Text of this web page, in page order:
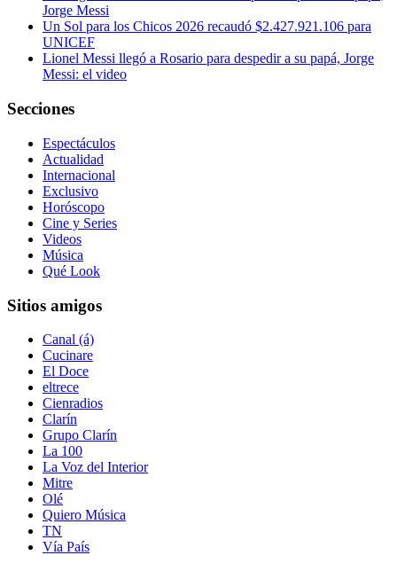
Jorge Messi
Un Sol para los Chicos 2026 recaudó $2.427.921.106 para
UNICEF
Lionel Messi llegó a Rosario para despedir a su papá, Jorge
Messi: el video
Secciones
Espectáculos
Actualidad
Internacional
Exclusivo
Horóscopo
Cine y Series
Videos
Música
Qué Look
Sitios amigos
Canal (á)
Cucinare
El Doce
eltrece
Cienradios
Clarín
Grupo Clarín
La 100
La Voz del Interior
Mitre
Olé
Quiero Música
TN
Vía País